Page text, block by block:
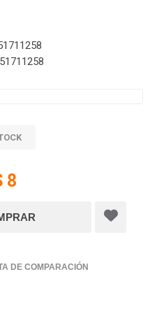
8
DE COMPARACIÓN